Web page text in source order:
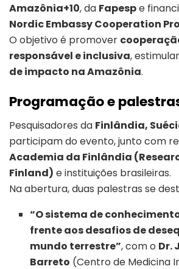
Amazônia+10, da Fapespe
Nordic Embassy Cooperation
O objetivo é promover
responsável e inclusiva,
de impacto na Amazônia.
Programação e
Pesquisadores da Finlândia,
participam do evento, junto com
Academia da Finlândia
Finland) e instituições brasileiras.
Na abertura, duas palestras se
“O sistema de
frente aos desafios de
mundo terrestre”, com o Dr.
Barreto (Centro de Medicina